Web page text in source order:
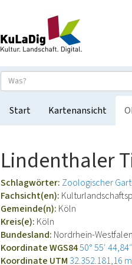
Start Kartenansicht
Lindenthaler
Schlagwörter: Zoologischer
Fachsicht(en):
Gemeinde(n): Köln
Kreis(e): Köln
Bundesland: Nordrhein-Westfalen
Koordinate WGS8450° 55′
Koordinate UTM 32.352.181,16